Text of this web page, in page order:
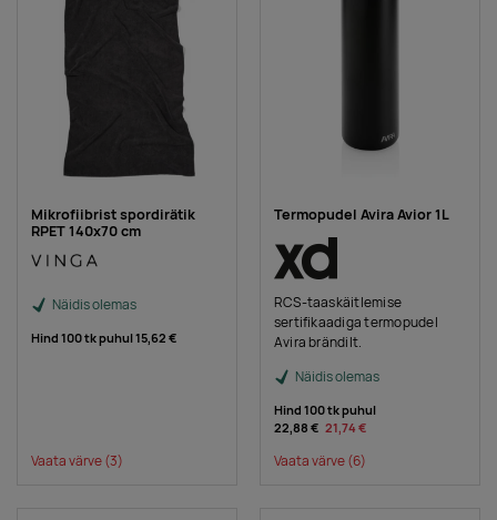
Mikrofiibrist spordirätik
RPET 140x70 cm
Näidis olemas
Hind 100 tk puhul15,62 €
Vaata värve(3)
Termopudel Avira Avior 1L
RCS-taaskäitlemise
sertifikaadiga termopudel
Avira brändilt.
Näidis olemas
Hind 100 tk puhul
22,88 € 21,74 €
Vaata värve(6)